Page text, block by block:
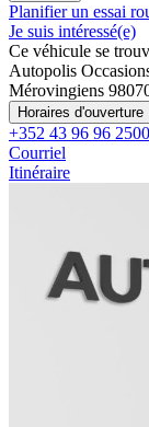
Planifier un essai
Je suis intéressé(e)
Ce véhicule se
Autopolis
Mérovingiens 9
Horaires d'ouverture
+352 43 96 96 2500
Courriel
Itinéraire